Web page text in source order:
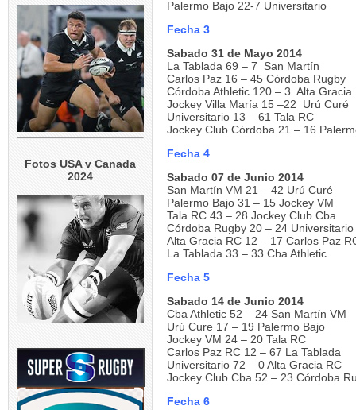
Fotos USA v Canada
2024
Palermo Bajo 22-7 Universitario
Fecha 3
Sabado 31 de Mayo 2014
La Tablada 69 – 7 San Martín
Carlos Paz 16 – 45 Córdoba Rugby
Córdoba Athletic 120 – 3 Alta Gracia
Jockey Villa María 15 –22 Urú Curé
Universitario 13 – 61 Tala RC
Jockey Club Córdoba 21 – 16
Fecha 4
Sabado 07 de Junio 2014
San Martín VM 21 – 42 Urú Curé
Palermo Bajo 31 – 15 Jockey VM
Tala RC 43 – 28 Jockey Club Cba
Córdoba Rugby 20 – 24 Universitario
Alta Gracia RC 12 – 17 Carlos Paz
La Tablada 33 – 33 Cba Athletic
Fecha 5
Sabado 14 de Junio 2014
Cba Athletic 52 – 24 San Martín VM
Urú Cure 17 – 19 Palermo Bajo
Jockey VM 24 – 20 Tala RC
Carlos Paz RC 12 – 67 La Tablada
Universitario 72 – 0 Alta Gracia RC
Jockey Club Cba 52 – 23 Córdoba
Fecha 6